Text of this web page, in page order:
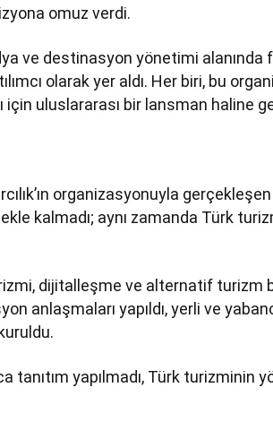
omuz verdi.
ve destinasyon yönetimi
olarak yer aldı. Her biri, bu
için uluslararası bir lansman haline
organizasyonuyla
kalmadı; aynı zamanda Türk
dijitalleşme ve alternatif turizm
anlaşmaları yapıldı, yerli ve
tanıtım yapılmadı, Türk turizminin